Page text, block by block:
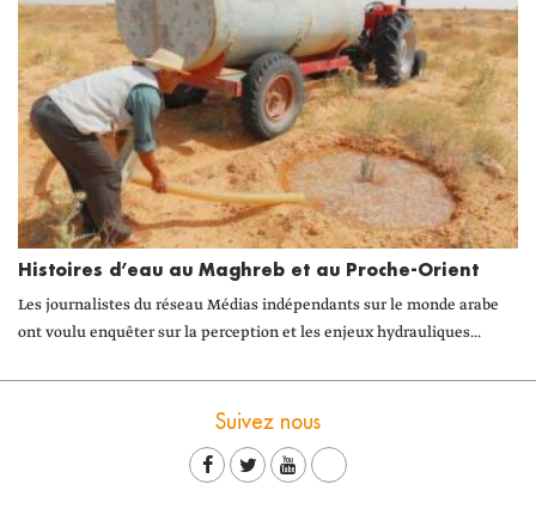
Histoires d’eau au Maghreb et au Proche-Orient
Les journalistes du réseau Médias indépendants sur le monde arabe
ont voulu enquêter sur la perception et les enjeux hydrauliques...
Suivez nous